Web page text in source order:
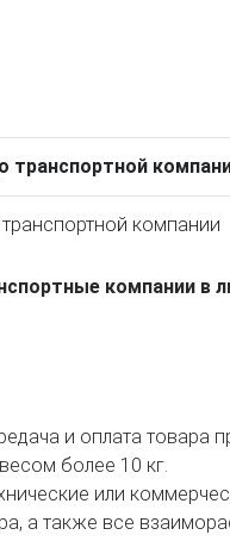
транспортной
компании
компании в
и оплата товара
более 10 кг.
или
а также все